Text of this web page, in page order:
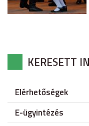
KERESETT
Elérhetőségek
E-ügyintézés